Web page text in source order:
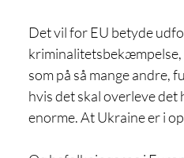
Det vil for EU betyde
kriminalitetsbekæmpelse,
som på så mange andre,
hvis det skal overleve
enorme. At Ukraine er i